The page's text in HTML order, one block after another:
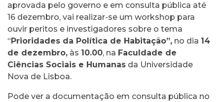
aprovada pelo governo e em consulta pública até
16 dezembro, vai realizar-se um workshop para
ouvir peritos e investigadores sobre o tema
“Prioridades da Política de Habitação”, no dia 14
de dezembro, às 10.00, na Faculdade de
Ciências Sociais e Humanas da Universidade
Nova de Lisboa.
Pode ver a documentação em consulta pública no